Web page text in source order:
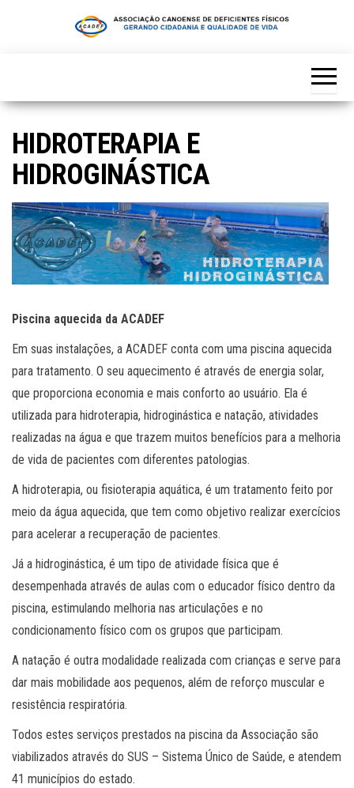
HIDROTERAPIA E
HIDROGINÁSTICA
Piscina aquecida da ACADEF
Em suas instalações, a ACADEF conta com uma piscina aquecida
para tratamento. O seu aquecimento é através de energia solar,
que proporciona economia e mais conforto ao usuário. Ela é
utilizada para hidroterapia, hidroginástica e natação, atividades
realizadas na água e que trazem muitos benefícios para a melhoria
de vida de pacientes com diferentes patologias.
A hidroterapia, ou fisioterapia aquática, é um tratamento feito por
meio da água aquecida, que tem como objetivo realizar exercícios
para acelerar a recuperação de pacientes.
Já a hidroginástica, é um tipo de atividade física que é
desempenhada através de aulas com o educador físico dentro da
piscina, estimulando melhoria nas articulações e no
condicionamento físico com os grupos que participam.
A natação é outra modalidade realizada com crianças e serve para
dar mais mobilidade aos pequenos, além de reforço muscular e
resistência respiratória.
Todos estes serviços prestados na piscina da Associação são
viabilizados através do SUS – Sistema Único de Saúde, e atendem
41 municípios do estado.